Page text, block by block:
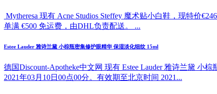
Mytheresa 现有 Acne Studios Steffey 魔术贴小白鞋，现特价
单满 €500 免运费，由DHL负责配送。 ...
Estee Lauder 雅诗兰黛 小棕瓶密集修护眼精华 保湿淡化细纹 15ml
德国Discount-Apotheke中文网 现有 Estee Lauder 雅诗兰黛 小
2021年03月10日00点00分。有效期至北京时间 2021...